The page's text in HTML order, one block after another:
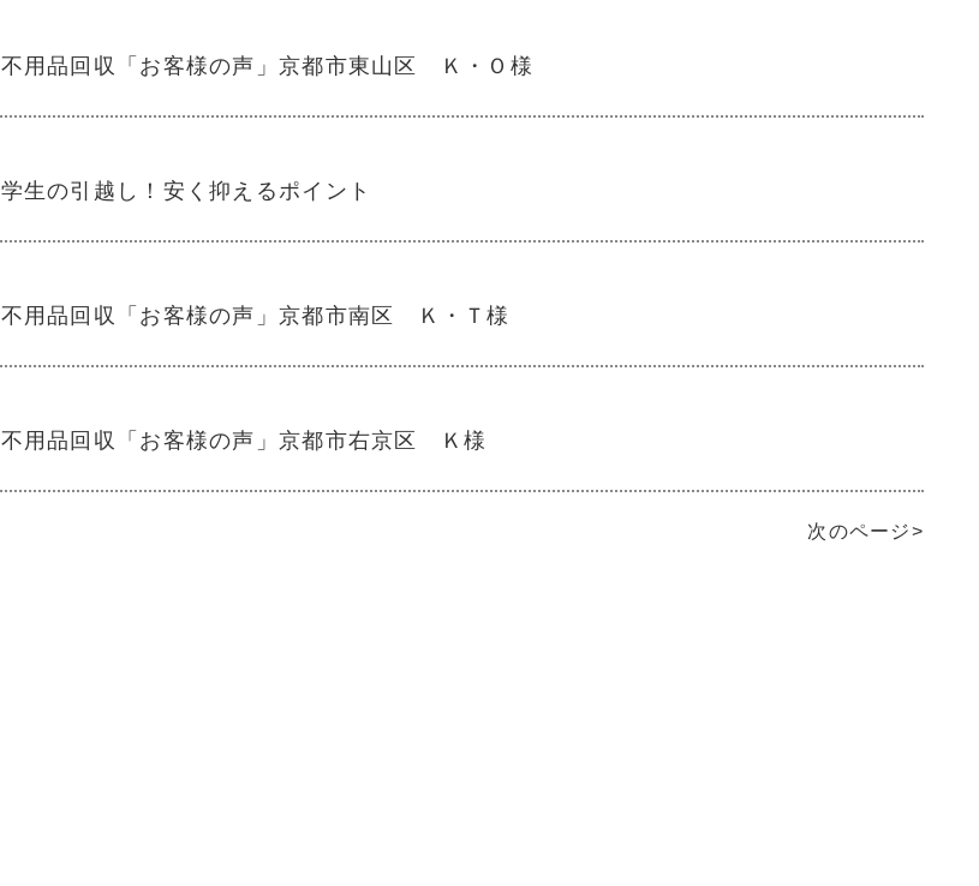
不用品回収「お客様の声」京都市東山区 Ｋ・Ｏ様
学生の引越し！安く抑えるポイント
不用品回収「お客様の声」京都市南区 Ｋ・Ｔ様
不用品回収「お客様の声」京都市右京区 Ｋ様
次のページ>